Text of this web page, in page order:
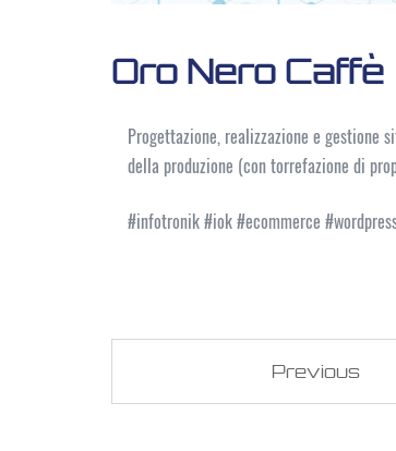
Oro Nero Caffè
Progettazione, realizzazione e gestione
della produzione (con torrefazione di
#infotronik #iok #ecommerce
Previous